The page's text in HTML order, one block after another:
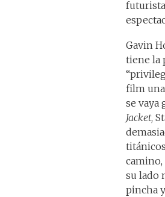
Gavin
tiene la
film
se vaya
Jacket,
camino,
su lado
pincha